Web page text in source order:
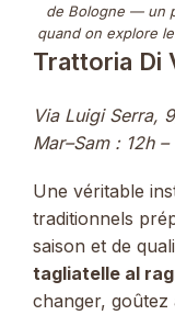
de Bologne — un
quand on explore
Trattoria Di
Via Luigi Serra,
Mar–Sam : 12h
Une véritable
traditionnels
saison et de
tagliatelle al
changer, goûtez